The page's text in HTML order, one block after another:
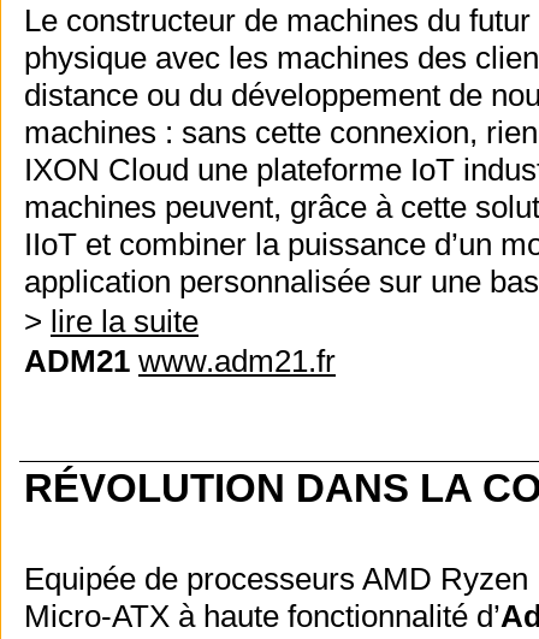
Le constructeur de machines du
physique avec les machines des
distance ou du développement de
machines : sans cette connexion,
IXON Cloud une plateforme IoT
machines peuvent, grâce à cette
IIoT et combiner la puissance d’un
application personnalisée sur une
> lire la suite
ADM21 www.adm21.fr
RÉVOLUTION DANS LA
Equipée de processeurs AMD
Micro-ATX à haute fonctionnalité d’